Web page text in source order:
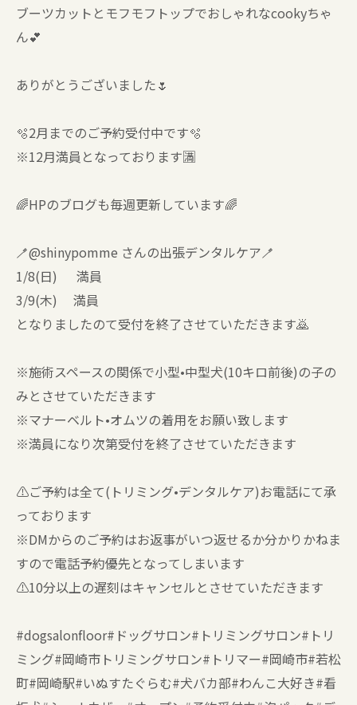
ブーツカットとモフモフトップでおしゃれなcookyちゃ
ん💕
ありがとうございました🌷
🫧2月までのご予約受付中です🫧
※12月満員となっております🈵
🌈HPのブログも毎週更新しています🌈
🪥@shinypomme さんの出張デンタルケア🪥
1/8(日) 満員
3/9(木) 満員
となりましたのて受付を終了させていただきます🙇
※施術スペースの関係で小型•中型犬(10キロ前後)の子の
みとさせていただきます
※マナーベルト•オムツの着用をお願い致します
※満員になり次第受付を終了させていただきます
⚠️ご予約は全て(トリミング•デンタルケア)お電話にて承
っております
※DMからのご予約はお返事がいつ返せるか分かりかねま
すので電話予約優先となってしまいます
⚠️10分以上の遅刻はキャンセルとさせていただきます
#dogsalonfloor#ドッグサロン#トリミングサロン#トリ
ミング#岡崎市トリミングサロン#トリマー#岡崎市#若松
町#岡崎駅#いぬすたぐらむ#犬バカ部#わんこ大好き#看